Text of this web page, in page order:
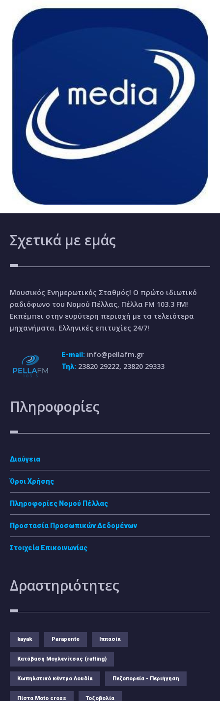
Σχετικά με εμάς
Μουσικός Ενημερωτικός Σταθμός! Ο πρώτο ιδιωτικό
ραδιόφωνο του Νομού Πέλλας, Πέλλα FM 103.3 FM!
Εκπέμπει στην ευρύτερη περιοχή με τα τελειότερα
μηχανήματα. Ελληνικές επιτυχίες 24/7!
E-mail: info@pellafm.gr
Τηλ: 23820 29222, 23820 29333
Πληροφορίες
Διαύγεια
Όροι Χρήσης
Πληροφορίες Νομού Πέλλας
Προστασία Προσωπικών Δεδομένων
Στοιχεία Επικοινωνίας
Δραστηριότητες
kayak Parapente Ιππασία
Κατάβαση Μογλενίτσας (rafting)
Κωπηλατικό κέντρο Λουδία Πεζοπορεία - Περιήγηση
Πίστα Moto cross Τοξοβολία